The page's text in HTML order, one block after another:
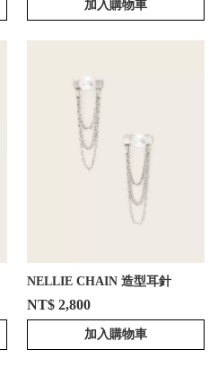
加入購物車
NELLIE CHAIN 造型耳針
NT$ 2,800
加入購物車